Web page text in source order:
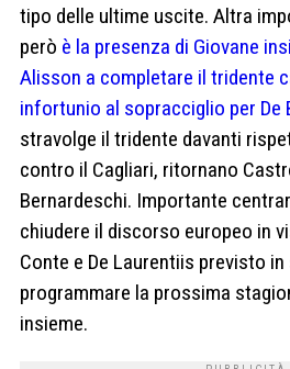
tipo delle ultime uscite. Altra
però è la presenza di Giovane
Alisson a completare il tridente
infortunio al sopracciglio per De
stravolge il tridente davanti
contro il Cagliari, ritornano
Bernardeschi. Importante
chiudere il discorso europeo in
Conte e De Laurentiis previsto
programmare la prossima
insieme.